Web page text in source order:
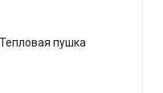
Тепловая пушка